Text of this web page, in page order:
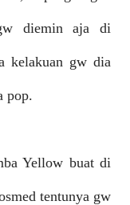
diemin aja di
kelakuan gw dia
pop.
Yellow buat di
tentunya gw